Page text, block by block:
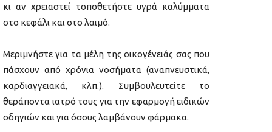
κι αν χρειαστεί τοποθετήστε υγρά καλύμματα
στο κεφάλι και στο λαιμό.
Μεριμνήστε για τα μέλη της οικογένειάς σας που
πάσχουν από χρόνια νοσήματα (αναπνευστικά,
καρδιαγγειακά, κλπ.). Συμβουλευτείτε το
θεράποντα ιατρό τους για την εφαρμογή ειδικών
οδηγιών και για όσους λαμβάνουν φάρμακα.